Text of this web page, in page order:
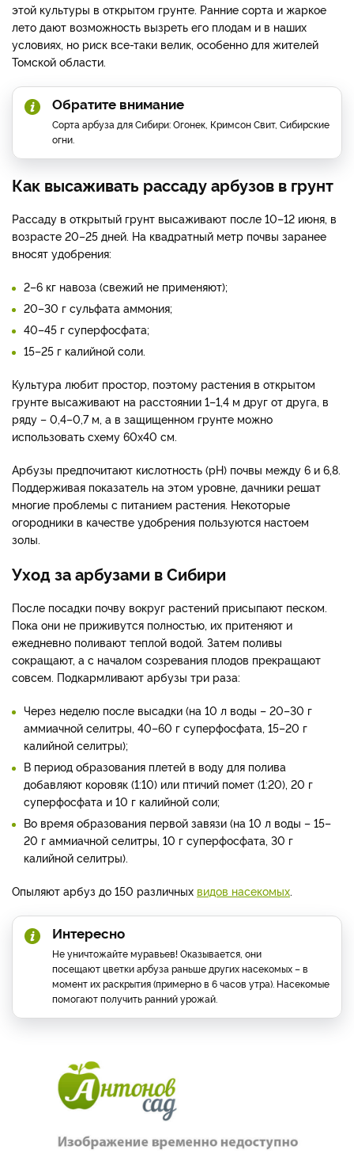
этой культуры в открытом грунте. Ранние сорта и жаркое
лето дают возможность вызреть его плодам и в наших
условиях, но риск все-таки велик, особенно для жителей
Томской области.
Обратите внимание
Сорта арбуза для Сибири: Огонек, Кримсон Свит, Сибирские
огни.
Как высаживать рассаду арбузов в грунт
Рассаду в открытый грунт высаживают после 10–12 июня, в
возрасте 20–25 дней. На квадратный метр почвы заранее
вносят удобрения:
2–6 кг навоза (свежий не применяют);
20–30 г сульфата аммония;
40–45 г суперфосфата;
15–25 г калийной соли.
Культура любит простор, поэтому растения в открытом
грунте высаживают на расстоянии 1–1,4 м друг от друга, в
ряду – 0,4–0,7 м, а в защищенном грунте можно
использовать схему 60х40 см.
Арбузы предпочитают кислотность (рН) почвы между 6 и 6,8.
Поддерживая показатель на этом уровне, дачники решат
многие проблемы с питанием растения. Некоторые
огородники в качестве удобрения пользуются настоем
золы.
Уход за арбузами в Сибири
После посадки почву вокруг растений присыпают песком.
Пока они не приживутся полностью, их притеняют и
ежедневно поливают теплой водой. Затем поливы
сокращают, а с началом созревания плодов прекращают
совсем. Подкармливают арбузы три раза:
Через неделю после высадки (на 10 л воды – 20–30 г
аммиачной селитры, 40–60 г суперфосфата, 15–20 г
калийной селитры);
В период образования плетей в воду для полива
добавляют коровяк (1:10) или птичий помет (1:20), 20 г
суперфосфата и 10 г калийной соли;
Во время образования первой завязи (на 10 л воды – 15–
20 г аммиачной селитры, 10 г суперфосфата, 30 г
калийной селитры).
Опыляют арбуз до 150 различных видов насекомых
Интересно
Не уничтожайте муравьев! Оказывается, они
посещают цветки арбуза раньше других насекомых – в
момент их раскрытия (примерно в 6 часов утра). Насекомые
помогают получить ранний урожай.